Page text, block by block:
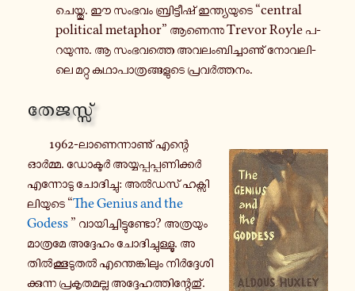
ചെ­യ്തു. ഈ സംഭവം ബ്രി­ട്ടീ­ഷ് ഇ­ന്ത്യ­യു­ടെ “central
political metaphor” ആ­ണെ­ന്നു Trevor Royle പ­
റ­യു­ന്നു. ആ സം­ഭ­വ­ത്തെ അ­വ­ലം­ബി­ച്ചാ­ണു് നോ­വ­ലി­
ലെ മറ്റു ക­ഥാ­പാ­ത്ര­ങ്ങ­ളു­ടെ പ്ര­വർ­ത്ത­നം.
തേ­ജ­സ്സ്
1962-​ലാണെന്നാണു് എന്റെ
ഓർമ്മ. ഡോ­ക്ടർ അ­യ്യ­പ്പ­പ്പ­ണി­ക്കർ
എ­ന്നോ­ടു ചോ­ദി­ച്ചു: അൽഡസ് ഹ­ക്സി­
ലി­യു­ടെ “The Genius and the
Godess ” വാ­യി­ച്ചി­ട്ടു­ണ്ടോ? അ­ത്ര­യും
മാ­ത്ര­മേ അ­ദ്ദേ­ഹം ചോ­ദി­ച്ചു­ള്ളൂ. അ­
തിൽ­ക്കൂ­ടു­തൽ എ­ന്തെ­ങ്കി­ലും നിർ­ദ്ദേ­ശി­
ക്കു­ന്ന പ്ര­കൃ­ത­മ­ല്ല അ­ദ്ദേ­ഹ­ത്തി­ന്റേ­തു്.